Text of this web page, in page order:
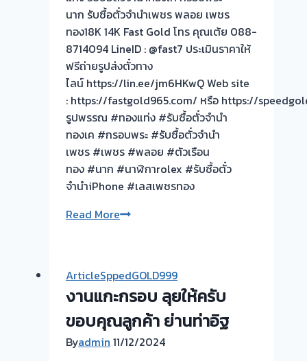
ตั๋ว
ฟรี
จ่าย
สด
ทันที
ไม่
ต้อง
รอ
จบไว
นาก รับซื้อตั๋วจำนำเพชร พลอย เพชร
ทอง18K 14K Fast Gold โทร คุณเต้ย 088-
8714094 LineID : @fast7 ประเมินราคาให้
ฟรีถ่ายรูปส่งตั๋วทาง
ไลน์ https://lin.ee/jm6HKwQ Web site
: https://fastgold965.com/ หรือ https://
รูปพรรณ #ทองแท่ง #รับซื้อตั๋วจำนำ
ทองเค #กรอบพระ #รับซื้อตั๋วจำนำ
เพชร #เพชร #พลอย #ตัวเรือน
ทอง #นาก #นาฬิกาrolex #รับซื้อตั๋ว
จำนำiPhone #เลสเพชรทอง
Read Moreรับ
ทอง
สาย
1
พุทธ
มณฑล
ArticleSppedGOLD999
งานแกะกรอบ ลุยให้ครับ
ขอบคุณลูกค้า ย่านท่าอิฐ
Byadmin 11/12/2024